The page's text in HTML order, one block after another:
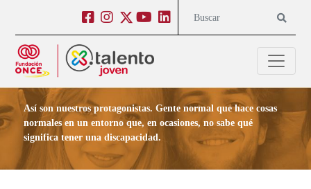
FacebookInstagram
TwitterYoutube
Buscar
Contenido para Jóvenes
Así son nuestros protagonistas. Gente normal que hace cosas
normales en un entorno que, en ocasiones, no sabe qué
significa tener una discapacidad.